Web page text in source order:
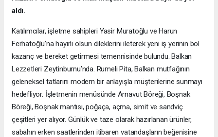
aldı.
Katılımcılar, işletme sahipleri Yasir Muratoğlu ve Harun
Ferhatoğlu’na hayırlı olsun dileklerini ileterek yeni iş yerinin bol
kazanç ve bereket getirmesi temennisinde bulundu. Balkan
Lezzetleri Zeytinburnu’nda. Rumeli Pita, Balkan mutfağının
geleneksel tatlarını modern bir anlayışla müşterilerine sunmayı
hedefliyor. İşletmenin menüsünde Arnavut Böreği, Boşnak
Böreği, Boşnak mantısı, poğaça, açma, simit ve sandviç
çeşitleri yer alıyor. Günlük ve taze olarak hazırlanan ürünler,
sabahın erken saatlerinden itibaren vatandaşların beğenisine